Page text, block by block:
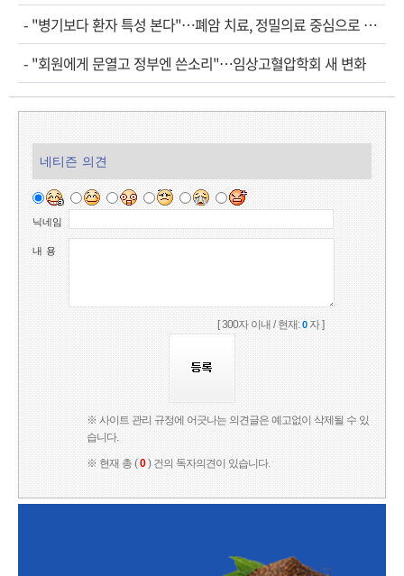
- "병기보다 환자 특성 본다"…폐암 치료, 정밀의료 중심으로 진화
- "회원에게 문열고 정부엔 쓴소리"…임상고혈압학회 새 변화
네티즌 의견
닉네임
내 용
[ 300자 이내 / 현재:0자 ]
※ 사이트 관리 규정에 어긋나는 의견글은 예고없이 삭제될 수 있
습니다.
※ 현재 총 (0) 건의 독자의견이 있습니다.